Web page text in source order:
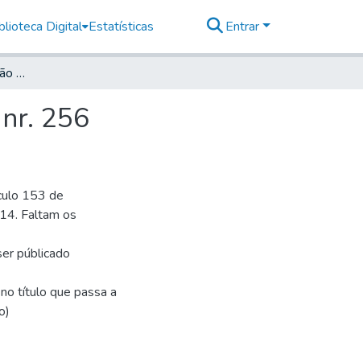
Digital Estatísticas Entrar
Deutsche Zeitung für São Paulo, 1914, Jahrg. XVIII, nr. 256
256
153 de
Faltam os
públicado
título que passa a